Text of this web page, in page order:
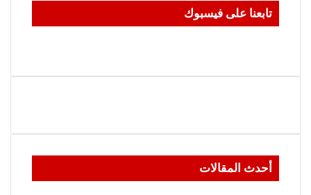
تابعنا على فيسبوك
أحدث المقالات